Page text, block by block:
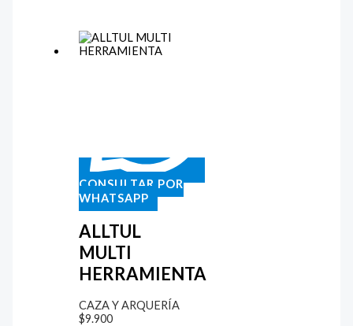
CONSULTAR POR
WHATSAPP
ALLTUL
MULTI
HERRAMIENTA
CAZA Y ARQUERÍA
$9.900